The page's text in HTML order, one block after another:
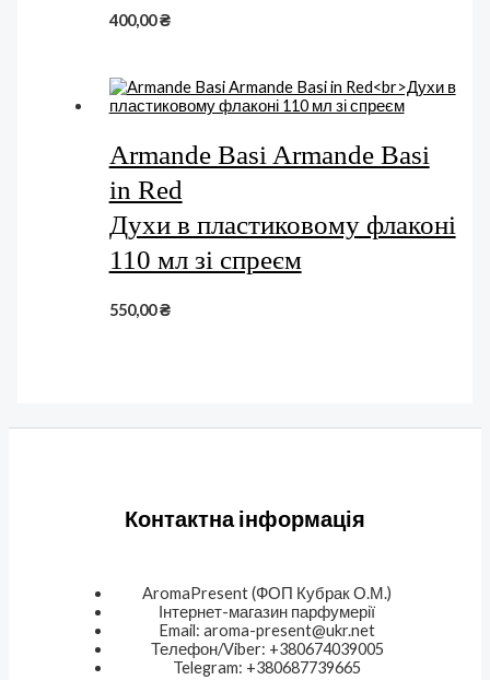
400,00₴
Armande Basi Armande Basi
in Red
Духи в пластиковому флаконі
110 мл зі спреєм
550,00₴
Контактна інформація
AromaPresent (ФОП Кубрак О.М.)
Інтернет-магазин парфумерії
Email: aroma-present@ukr.net
Телефон/Viber: +380674039005
Telegram: +380687739665